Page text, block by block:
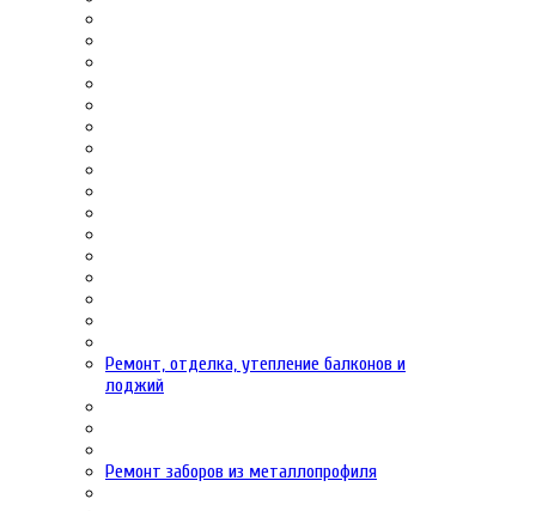
Ремонт, отделка, утепление балконов и
лоджий
Ремонт заборов из металлопрофиля